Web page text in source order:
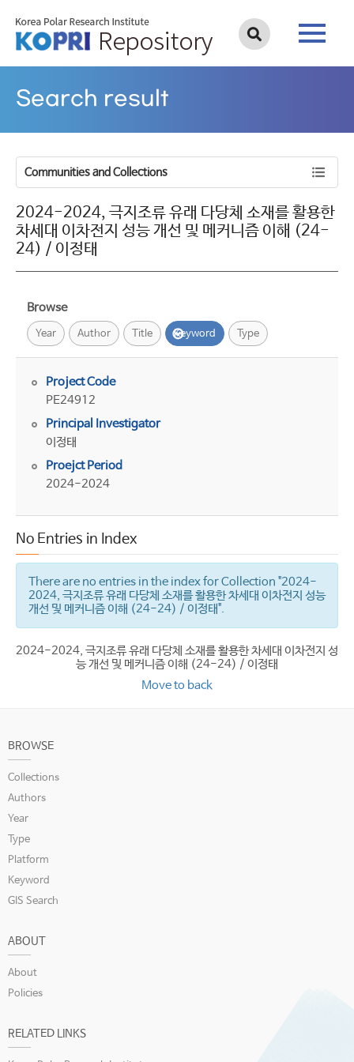
Search result
Communities and Collections
2024-2024, 극지조류 유래 다당체 소재를 활용한
차세대 이차전지 성능 개선 및 메커니즘 이해 (24-
24) / 이정태
Browse
Year Author Title Keyword Type
Project Code
PE24912
Principal Investigator
이정태
Proejct Period
2024-2024
No Entries in Index
There are no entries in the index for Collection "2024-
2024, 극지조류 유래 다당체 소재를 활용한 차세대 이차전지 성능
개선 및 메커니즘 이해 (24-24) / 이정태".
2024-2024, 극지조류 유래 다당체 소재를 활용한 차세대 이차전지 성
능 개선 및 메커니즘 이해 (24-24) / 이정태
Move to back
BROWSE
Collections
Authors
Year
Type
Platform
Keyword
GIS Search
ABOUT
About
Policies
RELATED LINKS